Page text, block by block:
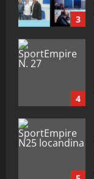
3
4
5